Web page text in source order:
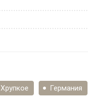
Хрупкое Германия